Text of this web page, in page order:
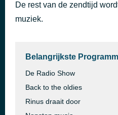
De rest van de zendtijd
muziek.
Belangrijkste
De Radio Show
Back to the oldies
Rinus draait door